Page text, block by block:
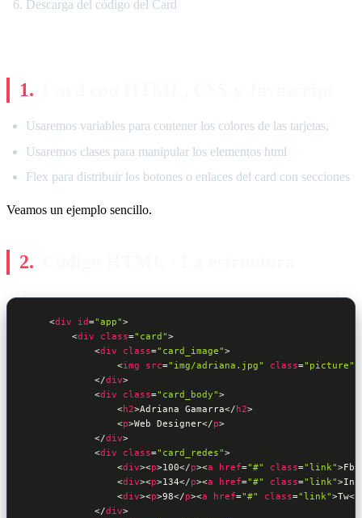
Descarga del código del Card
Usaremos variables para contener los colores de las tarjetas,
Usaremos clases para manipular los elementos html
Flex para distribuir los botones o enlaces del card con secciones
Veamos un ejemplo sencillo.
<div id="app">
<div class="card">
<div class="card_image">
<img src="img/adriana.jpg" class="picture"
</div>
<div class="card_body">
<h2>Adriana Gamarra</ h2>
<p>Web Designer</p>
</div>
<div class="card_redes">
<div><p>100</p><a href="#" class="link">Fb
<div><p>134</p><a href="#" class="link">In
<div><p>98</p><a href="#" class="link">Tw</
</div>